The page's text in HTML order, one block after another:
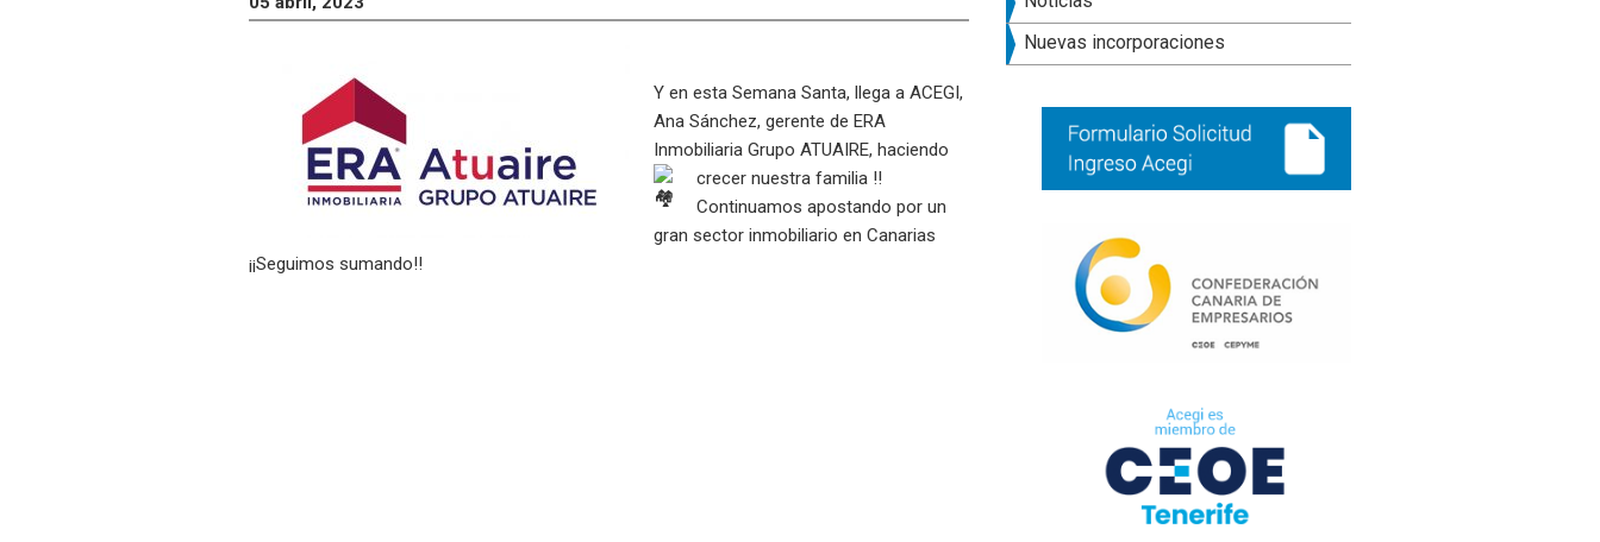
Y en esta Semana Santa, llega a ACEGI,
Ana Sánchez, gerente de ERA
Inmobiliaria Grupo ATUAIRE, haciendo
crecer nuestra familia !!
Continuamos apostando por un
gran sector inmobiliario en Canarias
¡¡Seguimos sumando!!
principal
Nuevas incorporaciones